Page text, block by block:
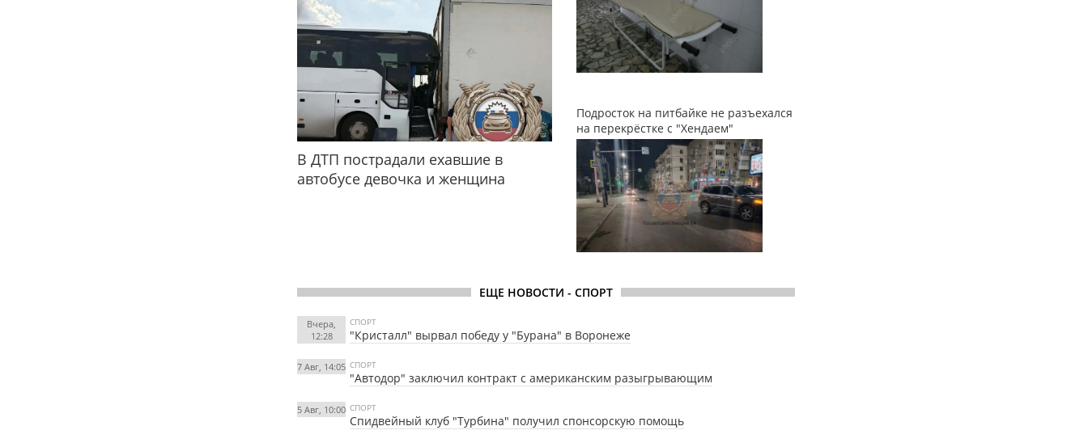
В ДТП пострадали ехавшие в
автобусе девочка и женщина
Подросток на питбайке не разъехался
на перекрёстке с "Хендаем"
ЕЩЕ НОВОСТИ - СПОРТ
Вчера,
12:28
СПОРТ
"Кристалл" вырвал победу у "Бурана" в Воронеже
7 Авг, 14:05 СПОРТ
"Автодор" заключил контракт с американским разыгрывающим
5 Авг, 10:00 СПОРТ
Спидвейный клуб "Турбина" получил спонсорскую помощь